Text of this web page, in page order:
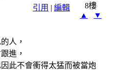
引用 | 編輯
8樓
▲
▼
人，
進，
此不會衝得太猛而被當炮